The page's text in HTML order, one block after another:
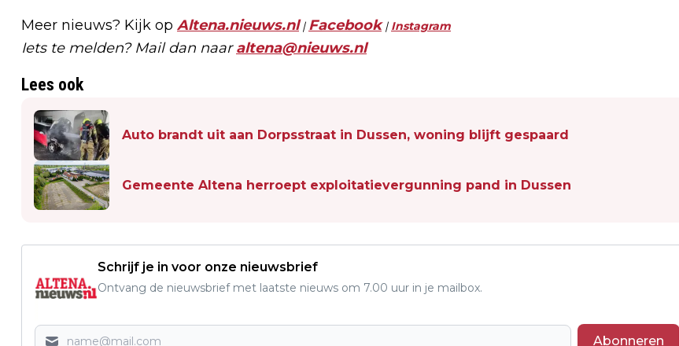
Meer nieuws? Kijk op Altena.nieuws.nl| Facebook| Instagram
Iets te melden? Mail dan naaraltena@nieuws.nl
Lees ook
Auto brandt uit aan Dorpsstraat in Dussen, woning blijft gespaard
Gemeente Altena herroept exploitatievergunning pand in Dussen
Schrijf je in voor onze nieuwsbrief
Ontvang de nieuwsbrief met laatste nieuws om 7.00 uur in je mailbox.
Abonneren